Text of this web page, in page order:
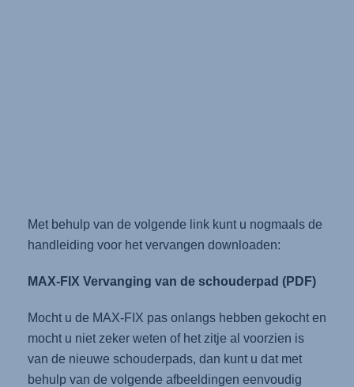
Met behulp van de volgende link kunt u nogmaals de
handleiding voor het vervangen downloaden:
MAX-FIX Vervanging van de schouderpad (PDF)
Mocht u de MAX-FIX pas onlangs hebben gekocht en
mocht u niet zeker weten of het zitje al voorzien is
van de nieuwe schouderpads, dan kunt u dat met
behulp van de volgende afbeeldingen eenvoudig